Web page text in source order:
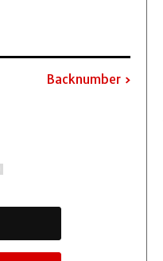
Backnumber